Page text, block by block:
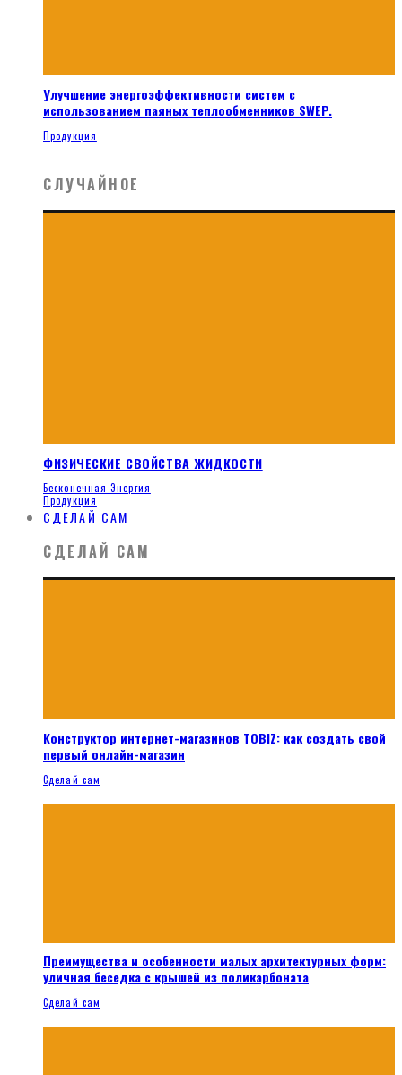
Улучшение энергоэффективности систем с
использованием паяных теплообменников SWEP.
Продукция
СЛУЧАЙНОЕ
ФИЗИЧЕСКИЕ СВОЙСТВА ЖИДКОСТИ
Бесконечная Энергия
Продукция
СДЕЛАЙ САМ
СДЕЛАЙ САМ
Конструктор интернет-магазинов TOBIZ: как создать свой
первый онлайн-магазин
Сделай сам
Преимущества и особенности малых архитектурных форм:
уличная беседка с крышей из поликарбоната
Сделай сам